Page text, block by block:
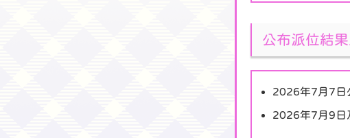
公布派位結
2026年7月7日
2026年7月9日